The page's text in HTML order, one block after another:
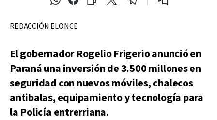
REDACCIÓN ELONCE
El gobernador Rogelio Frigerio anunció en
Paraná una inversión de 3.500 millones en
seguridad con nuevos móviles, chalecos
antibalas, equipamiento y tecnología para
la Policía entrerriana.